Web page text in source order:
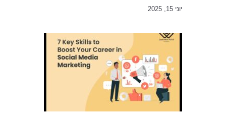
יוני 15, 2025